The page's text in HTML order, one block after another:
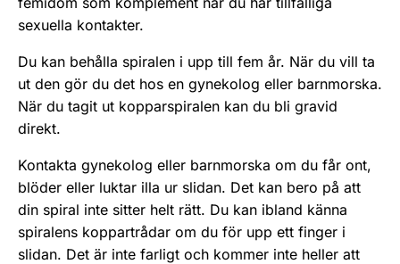
sexuella kontakter.
Du kan behålla spiralen i upp till fem år. När du vill ta
ut den gör du det hos en gynekolog eller barnmorska.
När du tagit ut kopparspiralen kan du bli gravid
direkt.
Kontakta gynekolog eller barnmorska om du får ont,
blöder eller luktar illa ur slidan. Det kan bero på att
din spiral inte sitter helt rätt. Du kan ibland känna
spiralens koppartrådar om du för upp ett finger i
slidan. Det är inte farligt och kommer inte heller att